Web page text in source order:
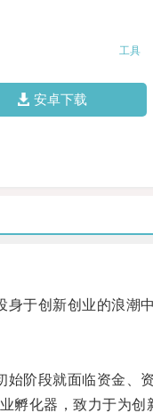
工具
安卓下载
于创新创业的浪潮中
阶段就面临资金、资
化器，致力于为创